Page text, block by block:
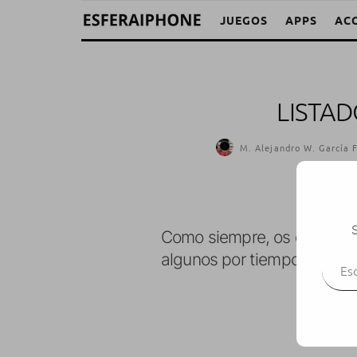
JUEGOS APPS
M. Alejandro W. García
Como siempre, os
algunos por tiempo